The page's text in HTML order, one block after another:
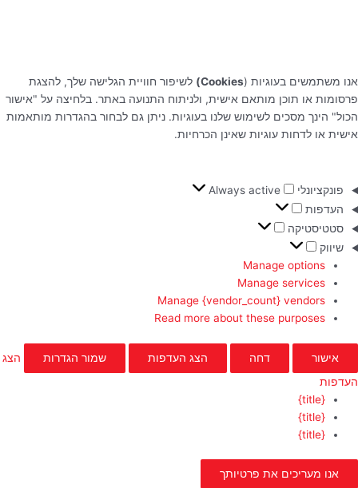
אנו משתמשים בעוגיות (Cookies)
לשיפור חוויית הגלישה שלך, להצגת
פרסומות או תוכן מותאם אישית, ולניתוח התנועה באתר. בלחיצה על "אישור
הכול" הינך מסכים לשימוש שלנו בעוגיות. ניתן גם לבחור בהגדרות מותאמות
אישית או לדחות עוגיות שאינן הכרחיות.
פונקציונלי
Always active
העדפות
סטטיסטיקה
שיווק
Manage options
Manage services
Manage {vendor_count} vendors
Read more about these purposes
אישור דחה הצג העדפות שמור הגדרות
הצג
העדפות
{title}
{title}
{title}
אנו מעריכים את פרטיותך